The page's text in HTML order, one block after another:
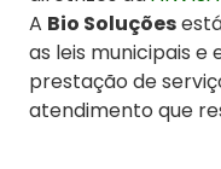
A Bio Soluções
as leis municipais e
prestação de
atendimento que